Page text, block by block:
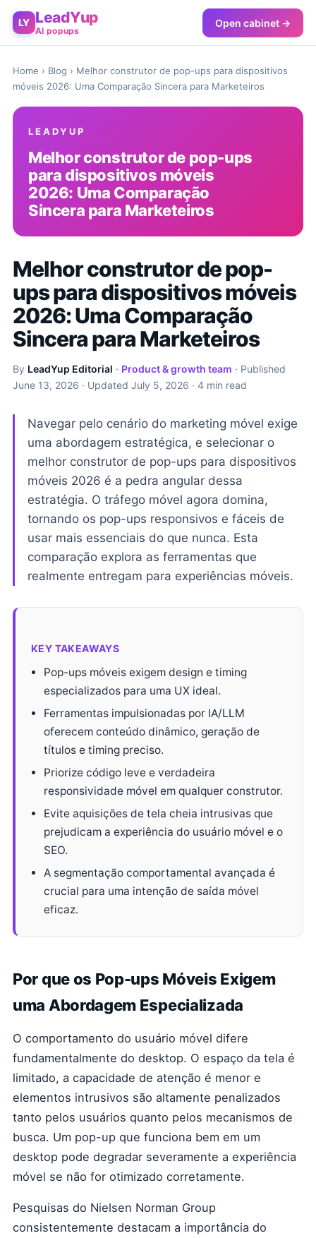
LY LeadYup
AI popups
Open cabinet →
Home › Blog › Melhor construtor de pop-ups para dispositivos
móveis 2026: Uma Comparação Sincera para Marketeiros
LEADYUP
Melhor construtor de pop-ups
para dispositivos móveis
2026: Uma Comparação
Sincera para Marketeiros
Melhor construtor de pop-
ups para dispositivos móveis
2026: Uma Comparação
Sincera para Marketeiros
By LeadYup Editorial · Product & growth team · Published
June 13, 2026 · Updated July 5, 2026 · 4 min read
Navegar pelo cenário do marketing móvel exige
uma abordagem estratégica, e selecionar o
melhor construtor de pop-ups para dispositivos
móveis 2026 é a pedra angular dessa
estratégia. O tráfego móvel agora domina,
tornando os pop-ups responsivos e fáceis de
usar mais essenciais do que nunca. Esta
comparação explora as ferramentas que
realmente entregam para experiências móveis.
KEY TAKEAWAYS
Pop-ups móveis exigem design e timing
especializados para uma UX ideal.
Ferramentas impulsionadas por IA/LLM
oferecem conteúdo dinâmico, geração de
títulos e timing preciso.
Priorize código leve e verdadeira
responsividade móvel em qualquer construtor.
Evite aquisições de tela cheia intrusivas que
prejudicam a experiência do usuário móvel e o
SEO.
A segmentação comportamental avançada é
crucial para uma intenção de saída móvel
eficaz.
Por que os Pop-ups Móveis Exigem
uma Abordagem Especializada
O comportamento do usuário móvel difere
fundamentalmente do desktop. O espaço da tela é
limitado, a capacidade de atenção é menor e
elementos intrusivos são altamente penalizados
tanto pelos usuários quanto pelos mecanismos de
busca. Um pop-up que funciona bem em um
desktop pode degradar severamente a experiência
móvel se não for otimizado corretamente.
Pesquisas do Nielsen Norman Group
consistentemente destacam a importância do